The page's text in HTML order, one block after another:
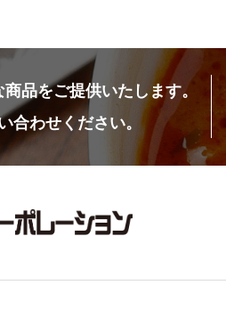
品をご提供いたします。
合わせください。